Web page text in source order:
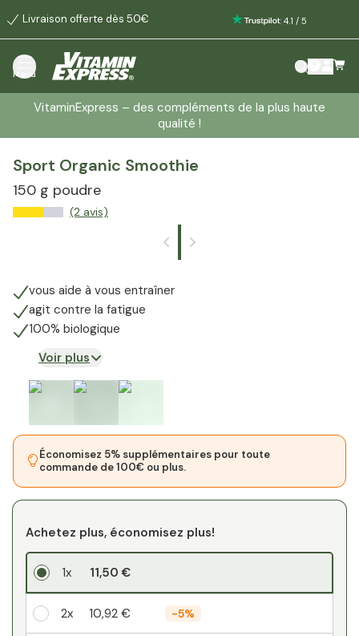
Livraison offerte dès 50€ : 4.1 / 5
Menu
VitaminExpress – des compléments de la plus haute
qualité !
Sport Organic Smoothie
150 g poudre
(2 avis)
vous aide à vous entraîner
agit contre la fatigue
100% biologique
Voir plus
Économisez 5% supplémentaires pour toute
commande de 100€ ou plus.
Achetez plus, économisez plus!
1x 11,50 €
2x 10,92 € -5%